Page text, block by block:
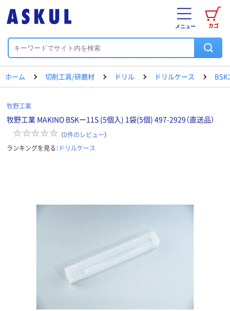
カゴ
メニュー
ホーム 切削工具/研磨材 ドリル ドリルケース BSK
牧野工業
牧野工業 MAKINO BSKー11S (5個入) 1袋(5個) 497-2929（直送品）
（0件のレビュー）
ランキングを見る： ドリルケース